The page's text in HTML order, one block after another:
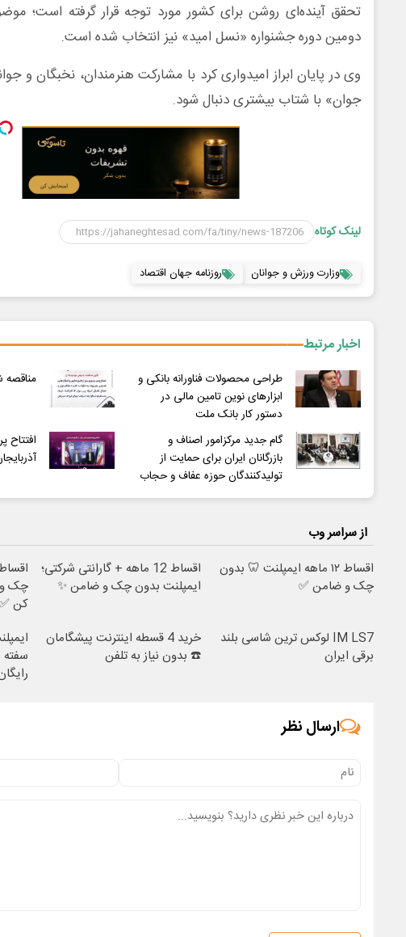
تحقق آینده‌ای روشن برای کشور مورد توجه قرار گرفته است؛
دومین دوره جشنواره «نسل امید» نیز انتخاب شده است.
وی در پایان ابراز امیدواری کرد با مشارکت هنرمندان، نخبگان و
جوان» با شتاب بیشتری دنبال شود.
لینک کوتاه
وزارت ورزش و جوانان روزنامه جهان اقتصاد
اخبار مرتبط
طراحی محصولات فناورانه بانکی و
ابزارهای نوین تامین مالی در
دستور کار بانک ملت
مناقصه
گام جدید مرکزامور اصناف و
بازرگانان ایران برای حمایت از
تولیدکنندگان حوزه عفاف و حجاب
افتتاح
از سراسر وب
اقساط ۱۲ ماهه ایمپلنت 🦷 بدون
چک و ضامن ✅
اقساط 12 ماهه + گارانتی شرکتی؛
ایمپلنت بدون چک و ضامن ✨
چک و
کن ✅
IM LS7 لوکس ترین شاسی بلند
برقی ایران
خرید 4 قسطه اینترنت پیشگامان
☎️ بدون نیاز به تلفن
ارسال نظر